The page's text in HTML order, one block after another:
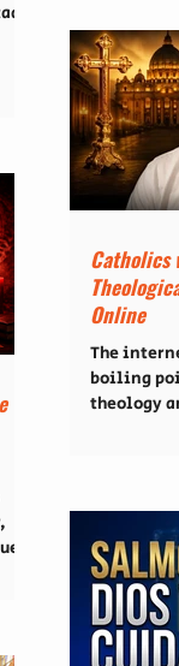
¿Dónde
¿Cómo
junto a
orar y
Catholics
Online
The
boiling
theology
million
Not a
the
historian
As digital
Latino,
build